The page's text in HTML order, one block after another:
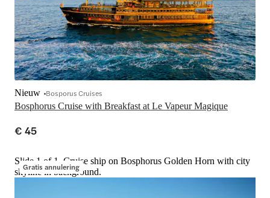
Bosphorus Cruise with Breakfast at Le Vapeur Magique
Nieuw Bosporus Cruises
€ 45
Gratis annulering
Slide 1 of 1, Cruise ship on Bosphorus Golden Horn with city
skyline in background.